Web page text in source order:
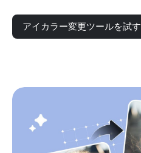
アイカラー変更ツールを試す